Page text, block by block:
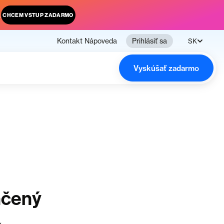
CHCEM VSTUP ZADARMO
Kontakt Nápoveda Prihlásiť sa SK
Vyskúšať zadarmo